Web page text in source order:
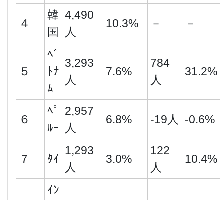
４
韓
国
4,490
人
10.3% － －
５
ﾍﾞ
ﾄﾅ
ﾑ
3,293
人
7.6%
784
人
31.2%
６
ﾍﾟ
ﾙｰ
2,957
人
6.8% -19人 -0.6%
７ ﾀｲ
1,293
人
3.0%
122
人
10.4%
ｲﾝ